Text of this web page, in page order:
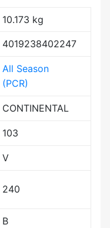
10.173 kg
4019238402247
All Season
(PCR)
CONTINENTAL
103
V
240
B